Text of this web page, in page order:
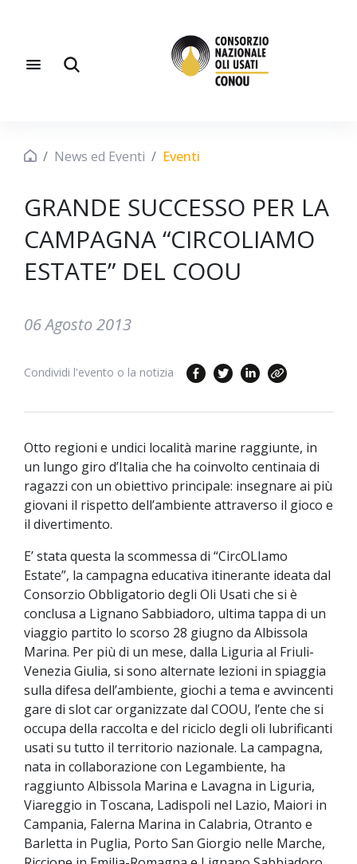
News ed Eventi Eventi
GRANDE SUCCESSO PER LA
CAMPAGNA “CIRCOLIAMO
ESTATE” DEL COOU
06 Agosto 2013
Condividi l'evento o la notizia
Otto regioni e undici località marine raggiunte, in
un lungo giro d’Italia che ha coinvolto centinaia di
ragazzi con un obiettivo principale: insegnare ai più
giovani il rispetto dell’ambiente attraverso il gioco e
il divertimento.
E’ stata questa la scommessa di “CircOLIamo
Estate”, la campagna educativa itinerante ideata dal
Consorzio Obbligatorio degli Oli Usati che si è
conclusa a Lignano Sabbiadoro, ultima tappa di un
viaggio partito lo scorso 28 giugno da Albissola
Marina. Per più di un mese, dalla Liguria al Friuli-
Venezia Giulia, si sono alternate lezioni in spiaggia
sulla difesa dell’ambiente, giochi a tema e avvincenti
gare di slot car organizzate dal COOU, l’ente che si
occupa della raccolta e del riciclo degli oli lubrificanti
usati su tutto il territorio nazionale. La campagna,
nata in collaborazione con Legambiente, ha
raggiunto Albissola Marina e Lavagna in Liguria,
Viareggio in Toscana, Ladispoli nel Lazio, Maiori in
Campania, Falerna Marina in Calabria, Otranto e
Barletta in Puglia, Porto San Giorgio nelle Marche,